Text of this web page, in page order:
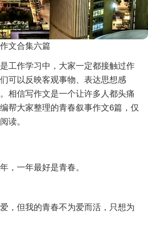
文合集六篇
工作学习中，大家一定都接触过作
可以反映客观事物、表达思想感
相信写作文是一个让许多人都头痛
帮大家整理的青春叙事作文6篇，仅
读。
，一年最好是青春。
，但我的青春不为爱而活，只想为